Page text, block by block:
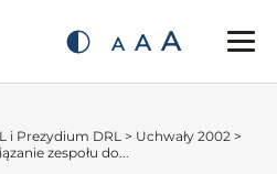
A A A
i Prezydium DRL > Uchwały 2002 >
zespołu do...